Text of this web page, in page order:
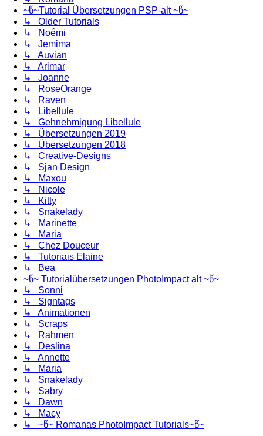
~წ~Tutorial Übersetzungen PSP-alt ~წ~
↳ Older Tutorials
↳ Noémi
↳ Jemima
↳ Auvian
↳ Arimar
↳ Joanne
↳ RoseOrange
↳ Raven
↳ Libellule
↳ Gehnehmigung Libellule
↳ Übersetzungen 2019
↳ Übersetzungen 2018
↳ Creative-Designs
↳ Sjan Design
↳ Maxou
↳ Nicole
↳ Kitty
↳ Snakelady
↳ Marinette
↳ Maria
↳ Chez Douceur
↳ Tutoriais Elaine
↳ Bea
~წ~ Tutorialübersetzungen PhotoImpact alt ~წ~
↳ Sonni
↳ Signtags
↳ Animationen
↳ Scraps
↳ Rahmen
↳ Deslina
↳ Annette
↳ Maria
↳ Snakelady
↳ Sabry
↳ Dawn
↳ Macy
↳ ~წ~ Romanas PhotoImpact Tutorials~წ~